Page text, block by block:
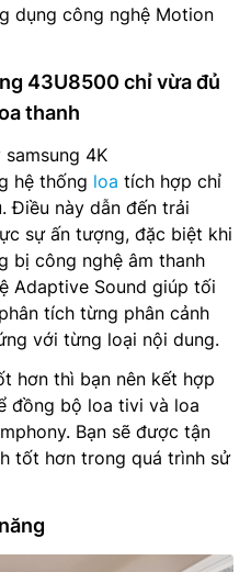
dụng công nghệ Motion
43U8500 chỉ vừa đủ
thanh
4K
hệ thống loa tích hợp chỉ
Điều này dẫn đến trải
sự ấn tượng, đặc biệt khi
bị công nghệ âm thanh
Adaptive Sound giúp tối
tích từng phân cảnh
với từng loại nội dung.
hơn thì bạn nên kết hợp
đồng bộ loa tivi và loa
Bạn sẽ được tận
tốt hơn trong quá trình sử